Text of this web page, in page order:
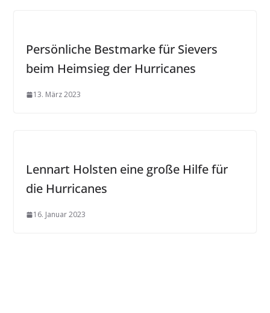
Persönliche Bestmarke für Sievers
beim Heimsieg der Hurricanes
13. März 2023
Lennart Holsten eine große Hilfe für
die Hurricanes
16. Januar 2023